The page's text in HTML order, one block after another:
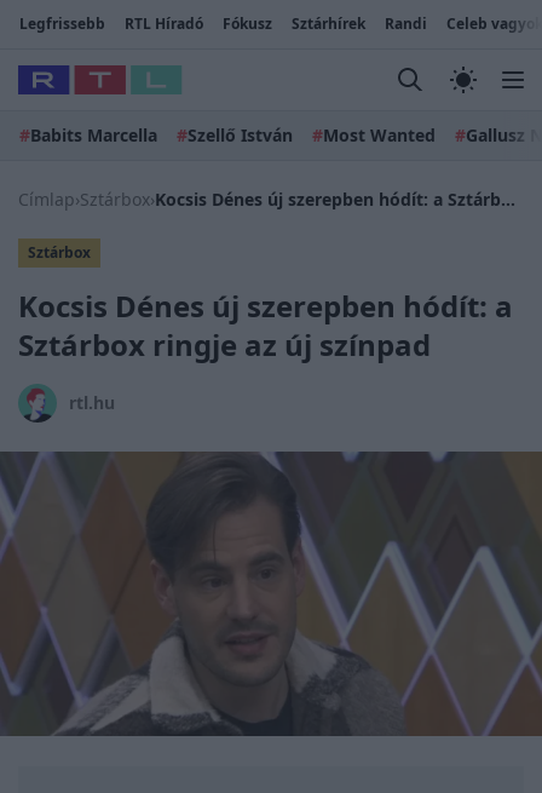
Legfrissebb RTL Híradó Fókusz Sztárhírek Randi Celeb
#Babits Marcella #Szellő István #Most Wanted #Gallusz
Címlap›Sztárbox› Kocsis Dénes új szerepben hódít: a Sztárbox ringje az új színpad
Sztárbox
Kocsis Dénes új szerepben hódít: a
Sztárbox ringje az új színpad
rtl.hu